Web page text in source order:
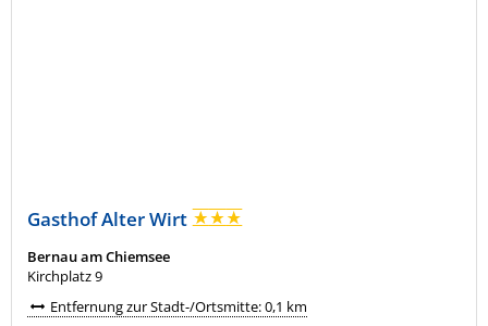
Gasthof Alter Wirt
Bernau am Chiemsee
Kirchplatz 9
Entfernung zur Stadt-/Ortsmitte: 0,1 km